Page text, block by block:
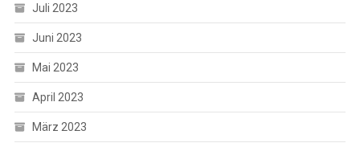
Juli 2023
Juni 2023
Mai 2023
April 2023
März 2023